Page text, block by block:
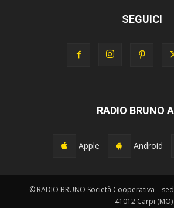
SEGUICI
RADIO BRUNO
Apple Android
© RADIO BRUNO Società Cooperativa –
- 41012 Carpi (MO)